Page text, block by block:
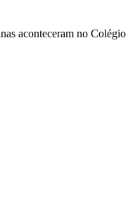
aconteceram no